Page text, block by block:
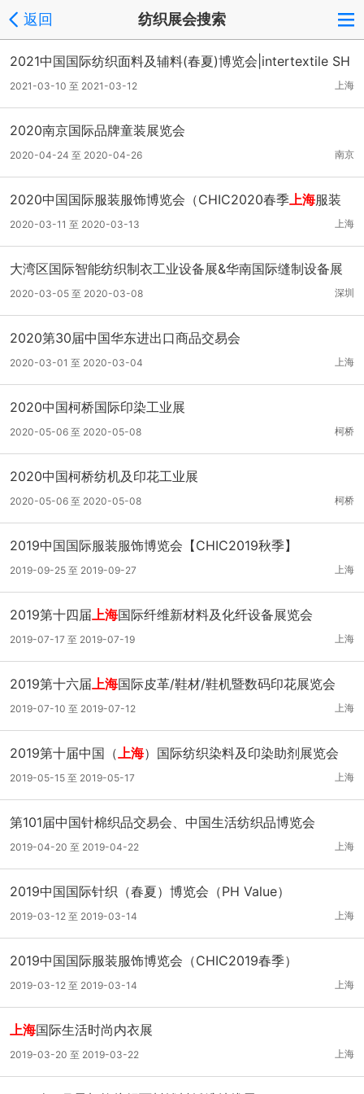
返回 纺织展会搜索
2021中国国际纺织面料及辅料(春夏)博览会|intertextile SH
ANGHAI
上海
2021-03-10 至 2021-03-12
2020南京国际品牌童装展览会
南京
2020-04-24 至 2020-04-26
2020中国国际服装服饰博览会（CHIC2020春季上海服装
展）
上海
2020-03-11 至 2020-03-13
大湾区国际智能纺织制衣工业设备展&华南国际缝制设备展
深圳
2020-03-05 至 2020-03-08
2020第30届中国华东进出口商品交易会
上海
2020-03-01 至 2020-03-04
2020中国柯桥国际印染工业展
柯桥
2020-05-06 至 2020-05-08
2020中国柯桥纺机及印花工业展
柯桥
2020-05-06 至 2020-05-08
2019中国国际服装服饰博览会【CHIC2019秋季】
上海
2019-09-25 至 2019-09-27
2019第十四届上海国际纤维新材料及化纤设备展览会
上海
2019-07-17 至 2019-07-19
2019第十六届上海国际皮革/鞋材/鞋机暨数码印花展览会
上海
2019-07-10 至 2019-07-12
2019第十届中国（上海）国际纺织染料及印染助剂展览会
上海
2019-05-15 至 2019-05-17
第101届中国针棉织品交易会、中国生活纺织品博览会
上海
2019-04-20 至 2019-04-22
2019中国国际针织（春夏）博览会（PH Value）
上海
2019-03-12 至 2019-03-14
2019中国国际服装服饰博览会（CHIC2019春季）
上海
2019-03-12 至 2019-03-14
上海国际生活时尚内衣展
上海
2019-03-20 至 2019-03-22